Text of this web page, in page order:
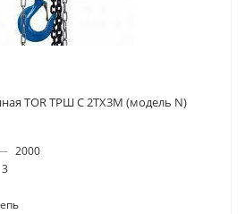
TOR ТРШ C 2ТХ3М (модель N)
2000
3